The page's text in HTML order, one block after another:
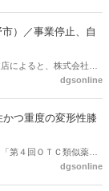
）／事業停止、自
によると、株式会社浅
自己破産申請の準備に
dgsonline
かつ重度の変形性膝
第４回ＯＴＣ類似薬の
」を開催。「中間とり
dgsonline